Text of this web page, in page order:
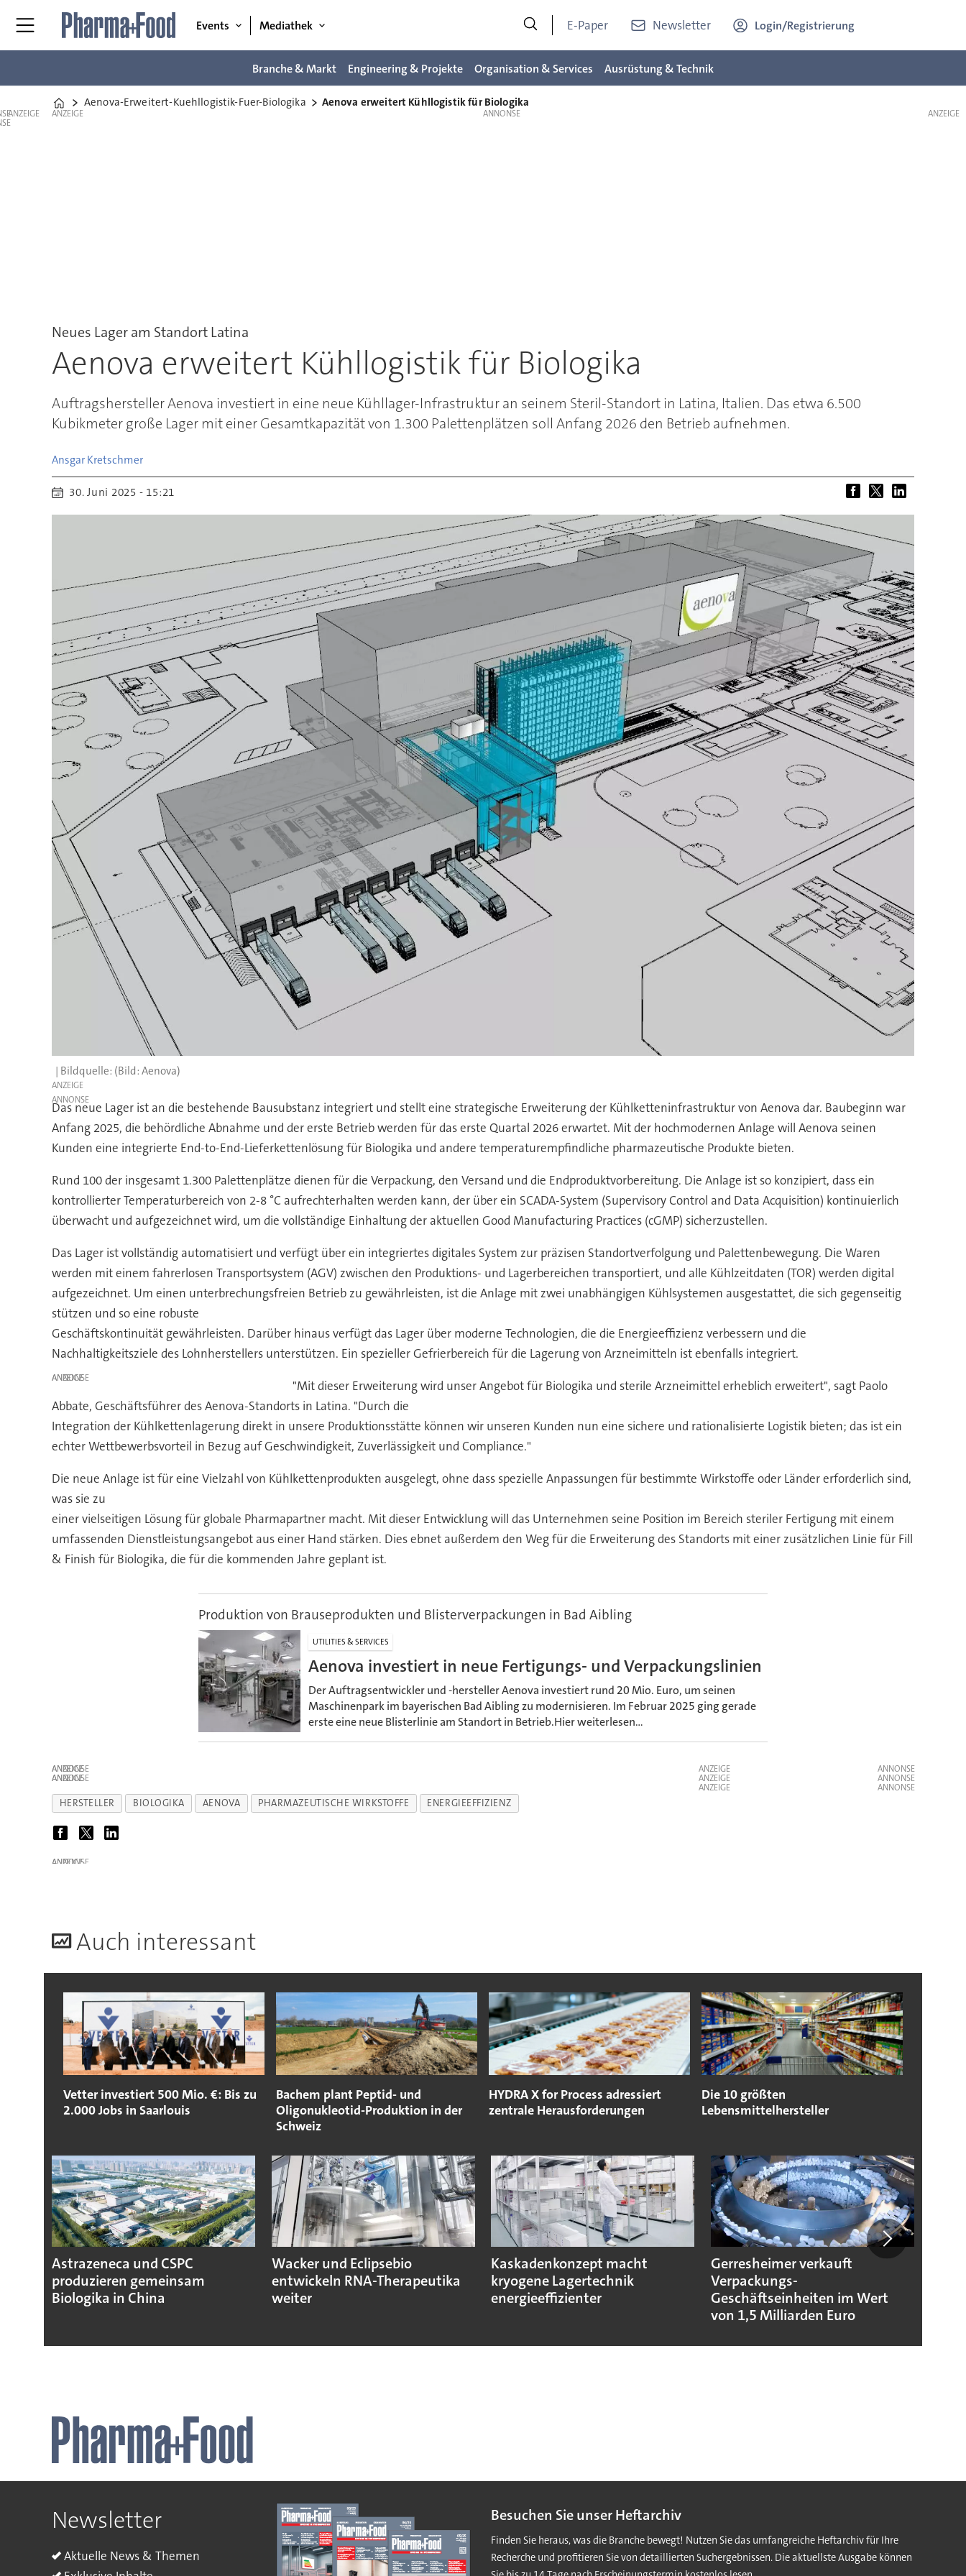
Events Mediathek E-Paper Newsletter Login/Registrierung
Branche & Markt Engineering & Projekte Organisation & Services Ausrüstung & Technik
Home
Aenova-Erweitert-Kuehllogistik-Fuer-Biologika Aenova erweitert Kühllogistik für Biologika
ANZEIGE ANZEIGE
Neues Lager am Standort Latina
Aenova erweitert Kühllogistik für Biologika
Auftragshersteller Aenova investiert in eine neue Kühllager-Infrastruktur an seinem Steril-Standort in Latina, Italien. Das etwa 6.500
Kubikmeter große Lager mit einer Gesamtkapazität von 1.300 Palettenplätzen soll Anfang 2026 den Betrieb aufnehmen.
Ansgar Kretschmer
30. Juni 2025 - 15:21
(Bild: Aenova)
ANZEIGE
Das neue Lager ist an die bestehende Bausubstanz integriert und stellt eine strategische Erweiterung der Kühlketteninfrastruktur von Aenova dar. Baubeginn war
Anfang 2025, die behördliche Abnahme und der erste Betrieb werden für das erste Quartal 2026 erwartet. Mit der hochmodernen Anlage will Aenova seinen
Kunden eine integrierte End-to-End-Lieferkettenlösung für Biologika und andere temperaturempfindliche pharmazeutische Produkte bieten.
Rund 100 der insgesamt 1.300 Palettenplätze dienen für die Verpackung, den Versand und die Endproduktvorbereitung. Die Anlage ist so konzipiert, dass ein
kontrollierter Temperaturbereich von 2-8 °C aufrechterhalten werden kann, der über ein SCADA-System (Supervisory Control and Data Acquisition) kontinuierlich
überwacht und aufgezeichnet wird, um die vollständige Einhaltung der aktuellen Good Manufacturing Practices (cGMP) sicherzustellen.
Das Lager ist vollständig automatisiert und verfügt über ein integriertes digitales System zur präzisen Standortverfolgung und Palettenbewegung. Die Waren
werden mit einem fahrerlosen Transportsystem (AGV) zwischen den Produktions- und Lagerbereichen transportiert, und alle Kühlzeitdaten (TOR) werden digital
aufgezeichnet. Um einen unterbrechungsfreien Betrieb zu gewährleisten, ist die Anlage mit zwei unabhängigen Kühlsystemen ausgestattet, die sich gegenseitig
stützen und so eine robuste
Geschäftskontinuität gewährleisten. Darüber hinaus verfügt das Lager über moderne Technologien, die die Energieeffizienz verbessern und die
Nachhaltigkeitsziele des Lohnherstellers unterstützen. Ein spezieller Gefrierbereich für die Lagerung von Arzneimitteln ist ebenfalls integriert.
ANZEIGE
"Mit dieser Erweiterung wird unser Angebot für Biologika und sterile Arzneimittel erheblich erweitert", sagt Paolo
Abbate, Geschäftsführer des Aenova-Standorts in Latina. "Durch die
Integration der Kühlkettenlagerung direkt in unsere Produktionsstätte können wir unseren Kunden nun eine sichere und rationalisierte Logistik bieten; das ist ein
echter Wettbewerbsvorteil in Bezug auf Geschwindigkeit, Zuverlässigkeit und Compliance."
Die neue Anlage ist für eine Vielzahl von Kühlkettenprodukten ausgelegt, ohne dass spezielle Anpassungen für bestimmte Wirkstoffe oder Länder erforderlich sind,
was sie zu
einer vielseitigen Lösung für globale Pharmapartner macht. Mit dieser Entwicklung will das Unternehmen seine Position im Bereich steriler Fertigung mit einem
umfassenden Dienstleistungsangebot aus einer Hand stärken. Dies ebnet außerdem den Weg für die Erweiterung des Standorts mit einer zusätzlichen Linie für Fill
& Finish für Biologika, die für die kommenden Jahre geplant ist.
Produktion von Brauseprodukten und Blisterverpackungen in Bad Aibling
UTILITIES & SERVICES
Aenova investiert in neue Fertigungs- und Verpackungslinien
Der Auftragsentwickler und -hersteller Aenova investiert rund 20 Mio. Euro, um seinen
Maschinenpark im bayerischen Bad Aibling zu modernisieren. Im Februar 2025 ging gerade
erste eine neue Blisterlinie am Standort in Betrieb.Hier weiterlesen...
ANZEIGE
ANZEIGE
ANZEIGE
ANZEIGE
ANZEIGE
HERSTELLER BIOLOGIKA AENOVA PHARMAZEUTISCHE WIRKSTOFFE ENERGIEEFFIZIENZ
ANZEIGE
Auch interessant
Vetter investiert 500 Mio. €: Bis zu
2.000 Jobs in Saarlouis
Bachem plant Peptid- und
Oligonukleotid-Produktion in der
Schweiz
HYDRA X for Process adressiert
zentrale Herausforderungen
Die 10 größten
Lebensmittelhersteller
Astrazeneca und CSPC
produzieren gemeinsam
Biologika in China
Wacker und Eclipsebio
entwickeln RNA-Therapeutika
weiter
Kaskadenkonzept macht
kryogene Lagertechnik
energieeffizienter
Gerresheimer verkauft
Verpackungs-
Geschäftseinheiten im Wert
von 1,5 Milliarden Euro
ANZEIGE
Newsletter
Aktuelle News & Themen
Besuchen Sie unser Heftarchiv
Finden Sie heraus, was die Branche bewegt! Nutzen Sie das umfangreiche Heftarchiv für Ihre
Recherche und profitieren Sie von detaillierten Suchergebnissen. Die aktuellste Ausgabe können